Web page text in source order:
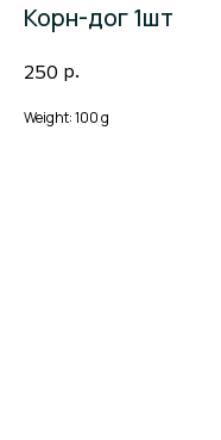
Корн-дог 1шт
250 р.
Weight: 100 g